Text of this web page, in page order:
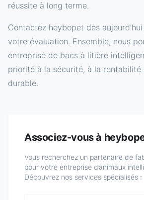
réussite à long terme.
Contactez heybopet dès
votre évaluation. Ensemble, nous
entreprise de bacs à litière
priorité à la sécurité, à la rentabilité
durable.
Associez-vous à
Vous recherchez un partenaire de
pour votre entreprise d’animaux
Découvrez nos services spécialisés :